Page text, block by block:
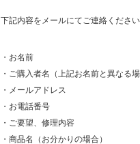
下記内容をメールにてご連絡くだ
・お名前
・ご購入者名（上記お名前と異なる場
・メールアドレス
・お電話番号
・ご要望、修理内容
・商品名（お分かりの場合）